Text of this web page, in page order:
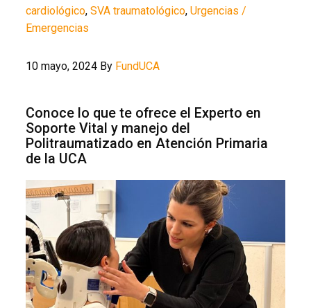
cardiológico,SVA traumatológico,Urgencias /
Emergencias
10 mayo, 2024 By FundUCA
Conoce lo que te ofrece el Experto en
Soporte Vital y manejo del
Politraumatizado en Atención Primaria
de la UCA